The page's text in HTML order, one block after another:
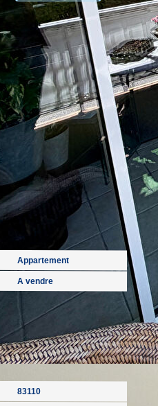
d'énergie pour un
indexées aux années
compris).
Imprimer
Calculer mon budget
Appartement
A vendre
83110